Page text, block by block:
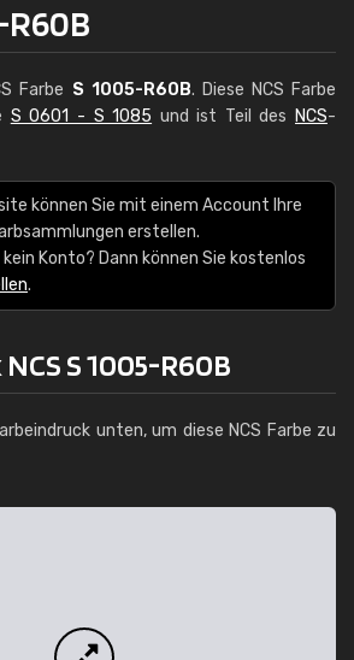
R60B
Farbe S 1005-R60B. Diese NCS Farbe
S 0601 - S 1085 und ist Teil des NCS-
können Sie mit einem Account Ihre
erstellen.
Konto? Dann können Sie kostenlos
.
S 1005-R60B
unten, um diese NCS Farbe zu